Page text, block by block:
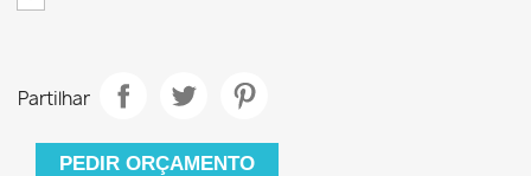
Partilhar
PEDIR ORÇAMENTO